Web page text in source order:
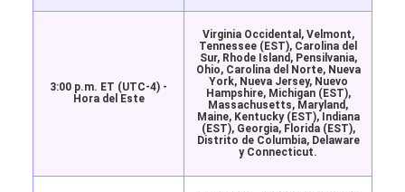
3:00 p.m. ET (UTC-4) -
Hora del Este
Virginia Occidental, Velmont,
Tennessee (EST), Carolina del
Sur, Rhode Island, Pensilvania,
Ohio, Carolina del Norte, Nueva
York, Nueva Jersey, Nuevo
Hampshire, Michigan (EST),
Massachusetts, Maryland,
Maine, Kentucky (EST), Indiana
(EST), Georgia, Florida (EST),
Distrito de Columbia, Delaware
y Connecticut.